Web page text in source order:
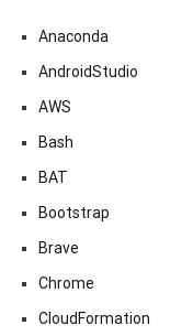
Anaconda
AndroidStudio
AWS
Bash
BAT
Bootstrap
Brave
Chrome
CloudFormation